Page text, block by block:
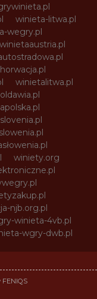
winieta-litwa.pl
wegry.pl
winietaaustria.pl
winietalitwa.pl
winiety.org
njb.org.pl
winieta-4vb.pl
wgry-dwb.pl